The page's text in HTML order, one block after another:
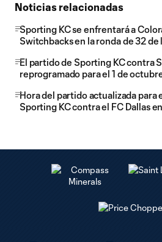
Noticias relacionadas
Sporting KC se enfrentará a
Switchbacks en la ronda de 32 de
El partido de Sporting KC contra
reprogramado para el 1 de
Hora del partido actualizada para
Sporting KC contra el FC Dallas